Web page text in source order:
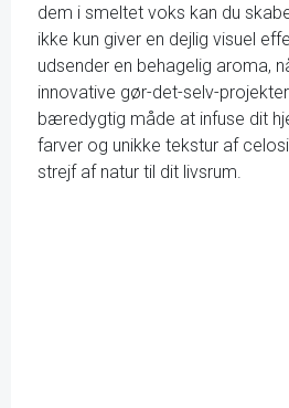
dem i smeltet voks kan du
ikke kun giver en dejlig visuel
udsender en behagelig aroma,
innovative gør-det-selv-
bæredygtig måde at infuse dit
farver og unikke tekstur af
strejf af natur til dit livsrum.